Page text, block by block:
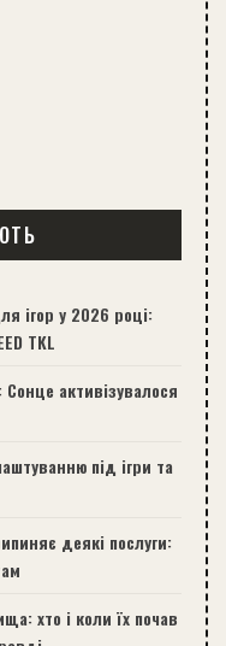
ігор у 2026 році:
TKL
активізувалося
під ігри та
деякі послуги:
хто і коли їх почав